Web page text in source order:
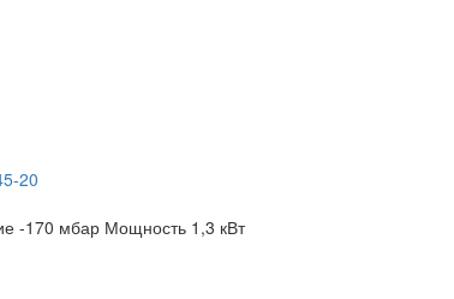
20
-170 мбар Мощность 1,3 кВт